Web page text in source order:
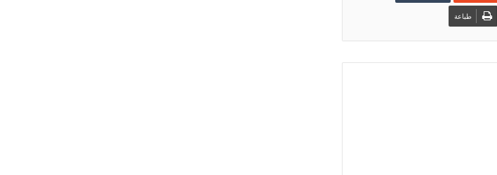
طباعة